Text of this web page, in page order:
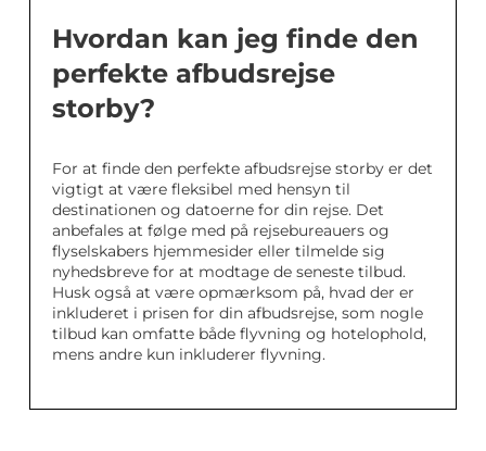
Hvordan kan jeg finde den
perfekte afbudsrejse
storby?
For at finde den perfekte afbudsrejse storby er det
vigtigt at være fleksibel med hensyn til
destinationen og datoerne for din rejse. Det
anbefales at følge med på rejsebureauers og
flyselskabers hjemmesider eller tilmelde sig
nyhedsbreve for at modtage de seneste tilbud.
Husk også at være opmærksom på, hvad der er
inkluderet i prisen for din afbudsrejse, som nogle
tilbud kan omfatte både flyvning og hotelophold,
mens andre kun inkluderer flyvning.